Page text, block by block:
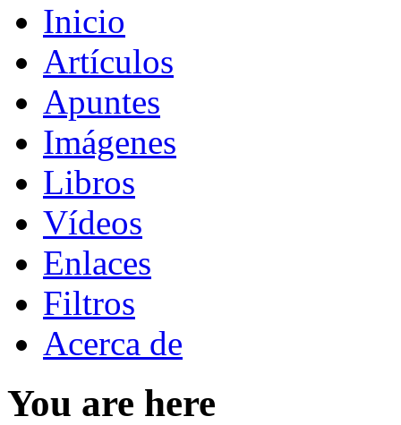
Inicio
Artículos
Apuntes
Imágenes
Libros
Vídeos
Enlaces
Filtros
Acerca de
You are here